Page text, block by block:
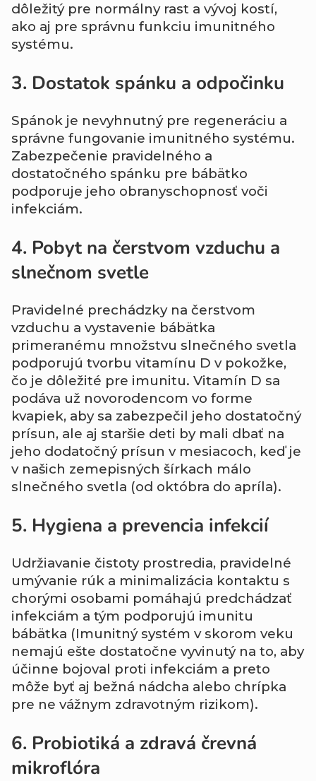
dôležitý pre normálny rast a vývoj kostí,
ako aj pre správnu funkciu imunitného
systému.
3. Dostatok spánku a odpočinku
Spánok je nevyhnutný pre regeneráciu a
správne fungovanie imunitného systému.
Zabezpečenie pravidelného a
dostatočného spánku pre bábätko
podporuje jeho obranyschopnosť voči
infekciám.
4. Pobyt na čerstvom vzduchu a
slnečnom svetle
Pravidelné prechádzky na čerstvom
vzduchu a vystavenie bábätka
primeranému množstvu slnečného svetla
podporujú tvorbu vitamínu D v pokožke,
čo je dôležité pre imunitu. Vitamín D sa
podáva už novorodencom vo forme
kvapiek, aby sa zabezpečil jeho dostatočný
prísun, ale aj staršie deti by mali dbať na
jeho dodatočný prísun v mesiacoch, keď je
v našich zemepisných šírkach málo
slnečného svetla (od októbra do apríla).
5. Hygiena a prevencia infekcií
Udržiavanie čistoty prostredia, pravidelné
umývanie rúk a minimalizácia kontaktu s
chorými osobami pomáhajú predchádzať
infekciám a tým podporujú imunitu
bábätka (Imunitný systém v skorom veku
nemajú ešte dostatočne vyvinutý na to, aby
účinne bojoval proti infekciám a preto
môže byť aj bežná nádcha alebo chrípka
pre ne vážnym zdravotným rizikom).
6. Probiotiká a zdravá črevná
mikroflóra